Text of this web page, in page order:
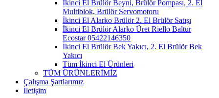
İkinci El Brülör Beyni, Brülör Pompası, 2. El
Multiblok, Brülör Servomotoru
İkinci El Alarko Brülör 2. El Brülör Satışı
İkinci El Brülör Alarko Üret Riello Baltur
Ecostar 05422146350
İkinci El Brülör Bek Yakıcı, 2. El Brülör Bek
Yakıcı
Tüm İkinci El Ürünleri
TÜM ÜRÜNLERİMİZ
Çalışma Şartlarımız
İletişim